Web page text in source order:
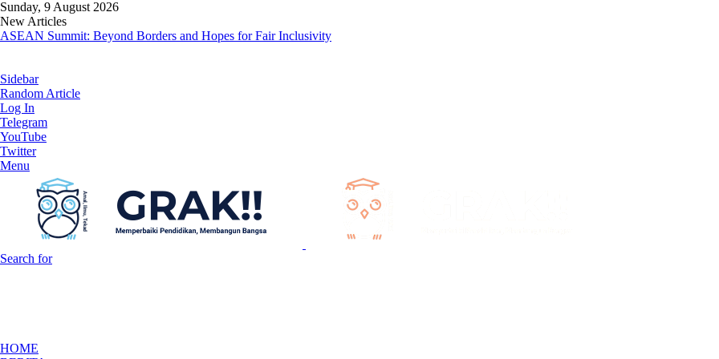
Sunday, 9 August 2026
New Articles
ASEAN Summit: Beyond Borders and Hopes for Fair Inclusivity
Sidebar
Random Article
Log In
Telegram
YouTube
Twitter
Menu
Search for
HOME